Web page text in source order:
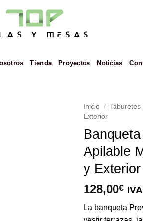
Tienda Proyectos Noticias
Inicio / Taburetes
Exterior
Apilable
y Exterior
128,00€
La banqueta